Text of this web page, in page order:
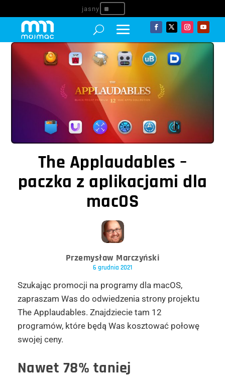
^
The Applaudables –
paczka z aplikacjami dla
macOS
Przemysław Marczyński
6 grudnia 2021
Szukając promocji na programy dla macOS,
zapraszam Was do odwiedzenia strony projektu
The Applaudables. Znajdziecie tam 12
programów, które będą Was kosztować połowę
swojej ceny.
Nawet 78% taniej